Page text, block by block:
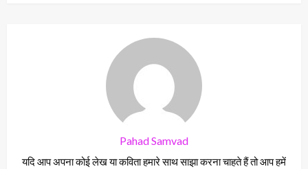
Pahad Samvad
यदि आप अपना कोई लेख या कविता हमारे साथ साझा करना चाहते हैं तो आप हमें